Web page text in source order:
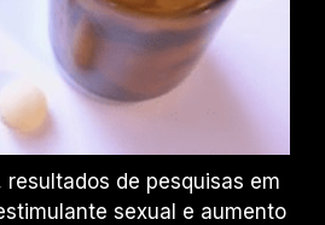
resultados de pesquisas em
sexual e aumento